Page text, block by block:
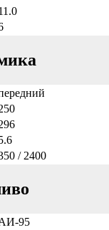
/ 2400
95